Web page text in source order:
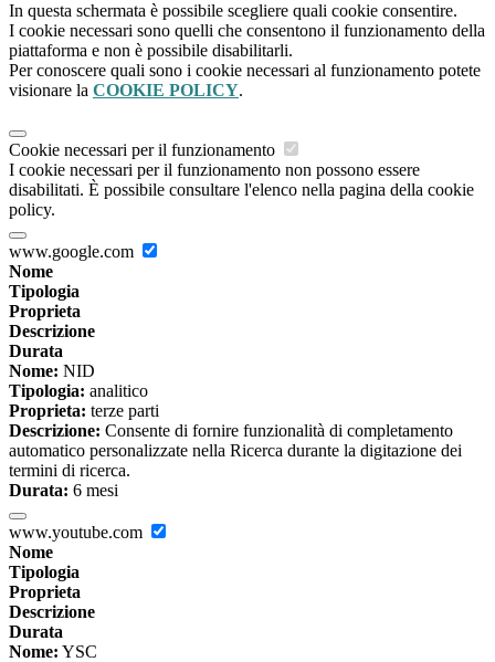
In questa schermata è possibile scegliere quali cookie consentire.
I cookie necessari sono quelli che consentono il funzionamento della
piattaforma e non è possibile disabilitarli.
Per conoscere quali sono i cookie necessari al funzionamento potete
visionare la COOKIE POLICY.
Cookie necessari per il funzionamento
I cookie necessari per il funzionamento non possono essere
disabilitati. È possibile consultare l'elenco nella pagina della cookie
policy.
www.google.com
Nome
Tipologia
Proprieta
Descrizione
Durata
Nome: NID
Tipologia: analitico
Proprieta: terze parti
Descrizione: Consente di fornire funzionalità di completamento
automatico personalizzate nella Ricerca durante la digitazione dei
termini di ricerca.
Durata: 6 mesi
www.youtube.com
Nome
Tipologia
Proprieta
Descrizione
Durata
Nome: YSC